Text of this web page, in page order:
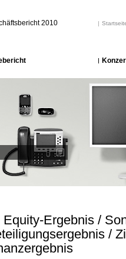
2010
Equity-Ergebnis /
/